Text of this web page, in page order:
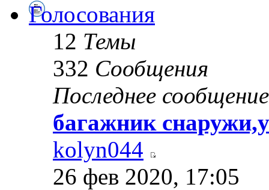
Голосования
12 Темы
332 Сообщения
Последнее сообщение
багажник
kolyn044
26 фев 2020, 17:05